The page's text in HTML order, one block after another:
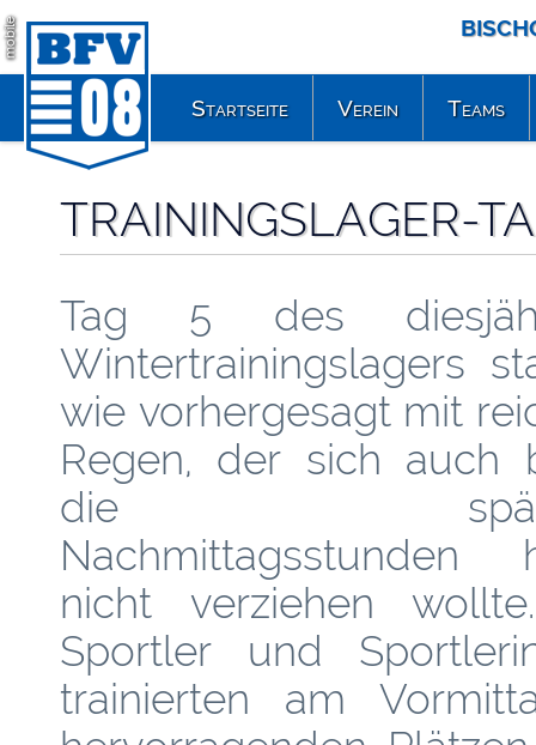
mobile
TRAININGSLAGER-
Tag 5 des
Wintertrainingslagers
wie vorhergesagt mit
Regen, der sich auch
die
Nachmittagsstunden
nicht verziehen
Sportler und
trainierten am
Startseite Verein Teams